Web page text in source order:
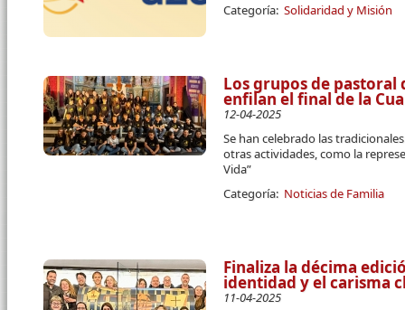
Categoría: Solidaridad y Misión
Los grupos de
enfilan el final de la
12-04-2025
Se han celebrado las
otras actividades, como la
Vida”
Categoría: Noticias de Familia
Finaliza la décima
identidad y el carisma
11-04-2025